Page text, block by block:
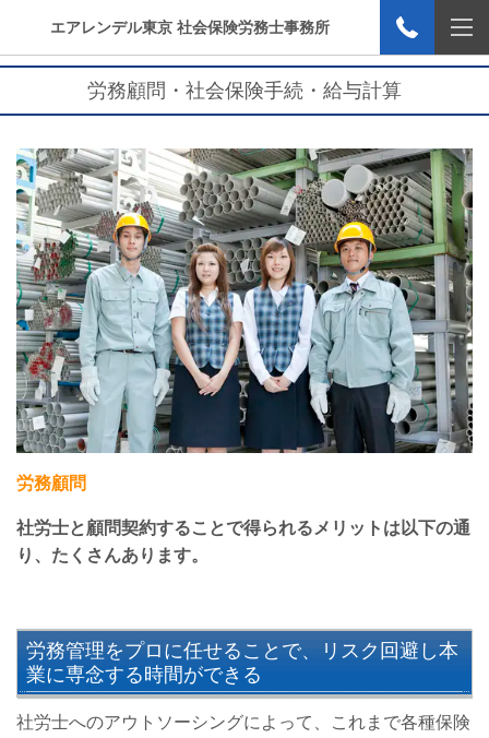
エアレンデル東京 社会保険労務士事務所
労務顧問・社会保険手続・給与計算
労務顧問
社労士と顧問契約することで得られるメリットは以下の通
り、たくさんあります。
労務管理をプロに任せることで、リスク回避し本
業に専念する時間ができる
社労士へのアウトソーシングによって、これまで各種保険